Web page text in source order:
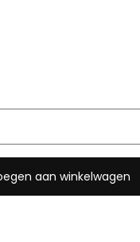
aan winkelwagen